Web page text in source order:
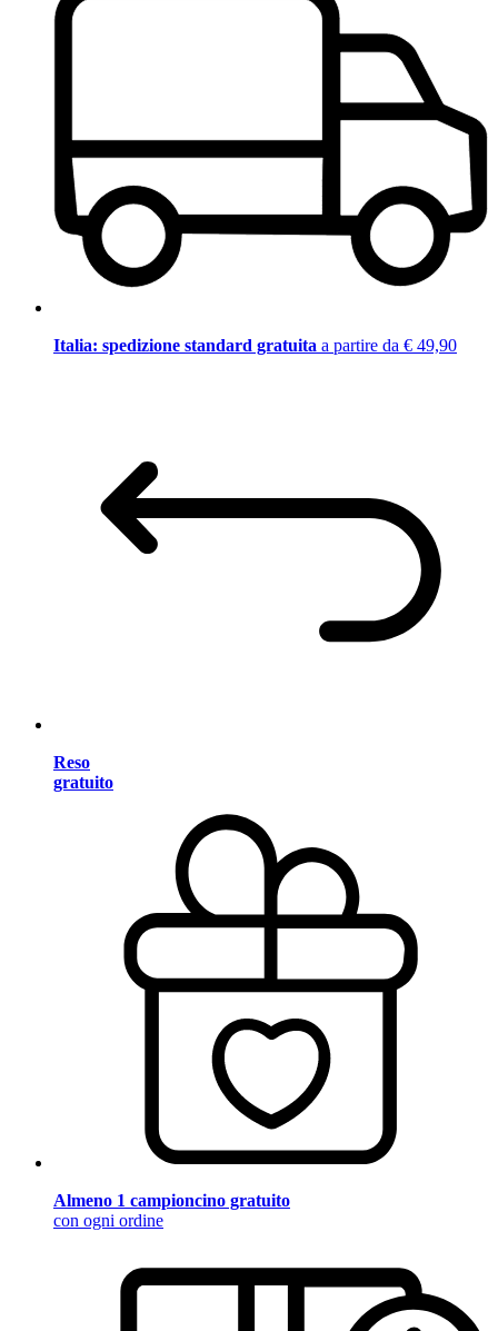
Italia: spedizione standard gratuita a partire da € 49,90
Reso
gratuito
Almeno 1 campioncino gratuito
con ogni ordine